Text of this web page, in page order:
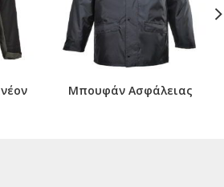
Μπουφάν Ασφάλειας